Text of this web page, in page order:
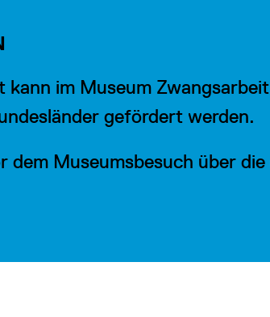
im Museum
gefördert werden.
dem Museumsbesuch über